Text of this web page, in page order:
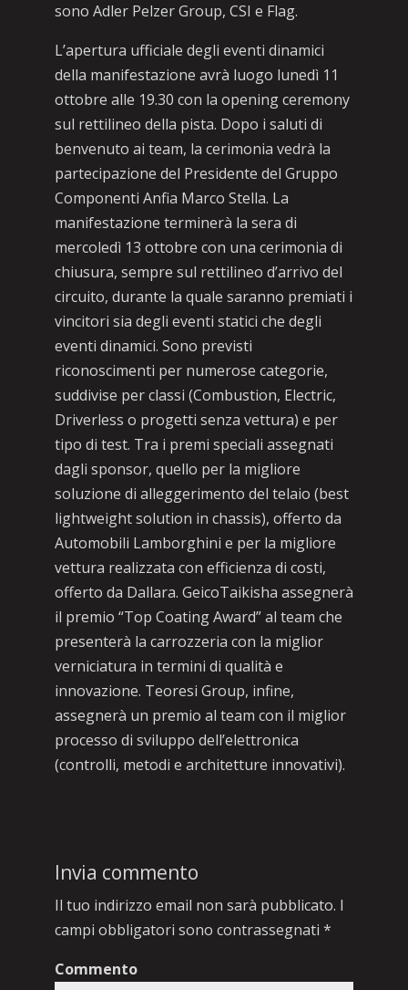
sono Adler Pelzer Group, CSI e Flag.
L’apertura ufficiale degli eventi dinamici
della manifestazione avrà luogo lunedì 11
ottobre alle 19.30 con la opening ceremony
sul rettilineo della pista. Dopo i saluti di
benvenuto ai team, la cerimonia vedrà la
partecipazione del Presidente del Gruppo
Componenti Anfia Marco Stella. La
manifestazione terminerà la sera di
mercoledì 13 ottobre con una cerimonia di
chiusura, sempre sul rettilineo d’arrivo del
circuito, durante la quale saranno premiati i
vincitori sia degli eventi statici che degli
eventi dinamici. Sono previsti
riconoscimenti per numerose categorie,
suddivise per classi (Combustion, Electric,
Driverless o progetti senza vettura) e per
tipo di test. Tra i premi speciali assegnati
dagli sponsor, quello per la migliore
soluzione di alleggerimento del telaio (best
lightweight solution in chassis), offerto da
Automobili Lamborghini e per la migliore
vettura realizzata con efficienza di costi,
offerto da Dallara. GeicoTaikisha assegnerà
il premio “Top Coating Award” al team che
presenterà la carrozzeria con la miglior
verniciatura in termini di qualità e
innovazione. Teoresi Group, infine,
assegnerà un premio al team con il miglior
processo di sviluppo dell’elettronica
(controlli, metodi e architetture innovativi).
Invia commento
Il tuo indirizzo email non sarà pubblicato. I
campi obbligatori sono contrassegnati *
Commento